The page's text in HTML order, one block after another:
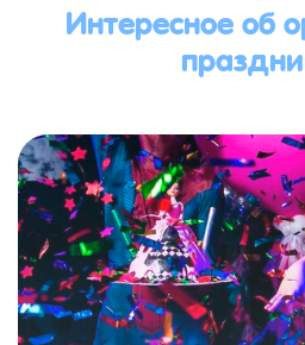
Интересное об